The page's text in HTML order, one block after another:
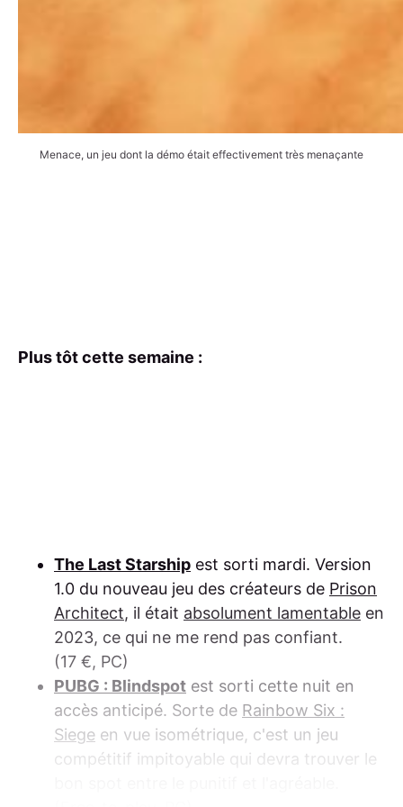
Menace, un jeu dont la démo était effectivement très menaçante
Plus tôt cette semaine :
The Last Starship est sorti mardi. Version
1.0 du nouveau jeu des créateurs de Prison
Architect, il était absolument lamentable en
2023, ce qui ne me rend pas confiant.
(17 €, PC)
PUBG : Blindspot est sorti cette nuit en
accès anticipé. Sorte de Rainbow Six :
Siege en vue isométrique, c'est un jeu
compétitif impitoyable qui devra trouver le